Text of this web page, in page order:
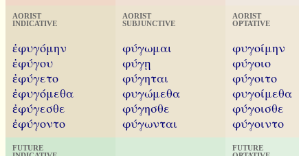
AORIST
INDICATIVE
ἐφυγόμην
ἐφύγου
ἐφύγετο
ἐφυγόμεθα
ἐφύγεσθε
ἐφύγοντο
AORIST
SUBJUNCTIVE
φύγωμαι
φύγῃ
φύγηται
φυγώμεθα
φύγησθε
φύγωνται
AORIST
OPTATIVE
φυγοίμην
φύγοιο
φύγοιτο
φυγοίμεθα
φύγοισθε
φύγοιντο
FUTURE
FUTURE